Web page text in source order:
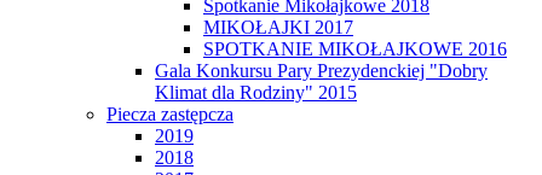
Spotkanie Mikołajkowe 2018
MIKOŁAJKI 2017
SPOTKANIE MIKOŁAJKOWE 2016
Gala Konkursu Pary Prezydenckiej "Dobry
Klimat dla Rodziny" 2015
Piecza zastępcza
2019
2018